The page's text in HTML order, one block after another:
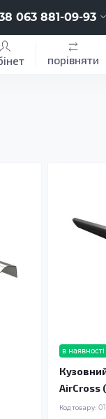
063 881-09-93
порівняти
в наявності
AirCross
Код товару: